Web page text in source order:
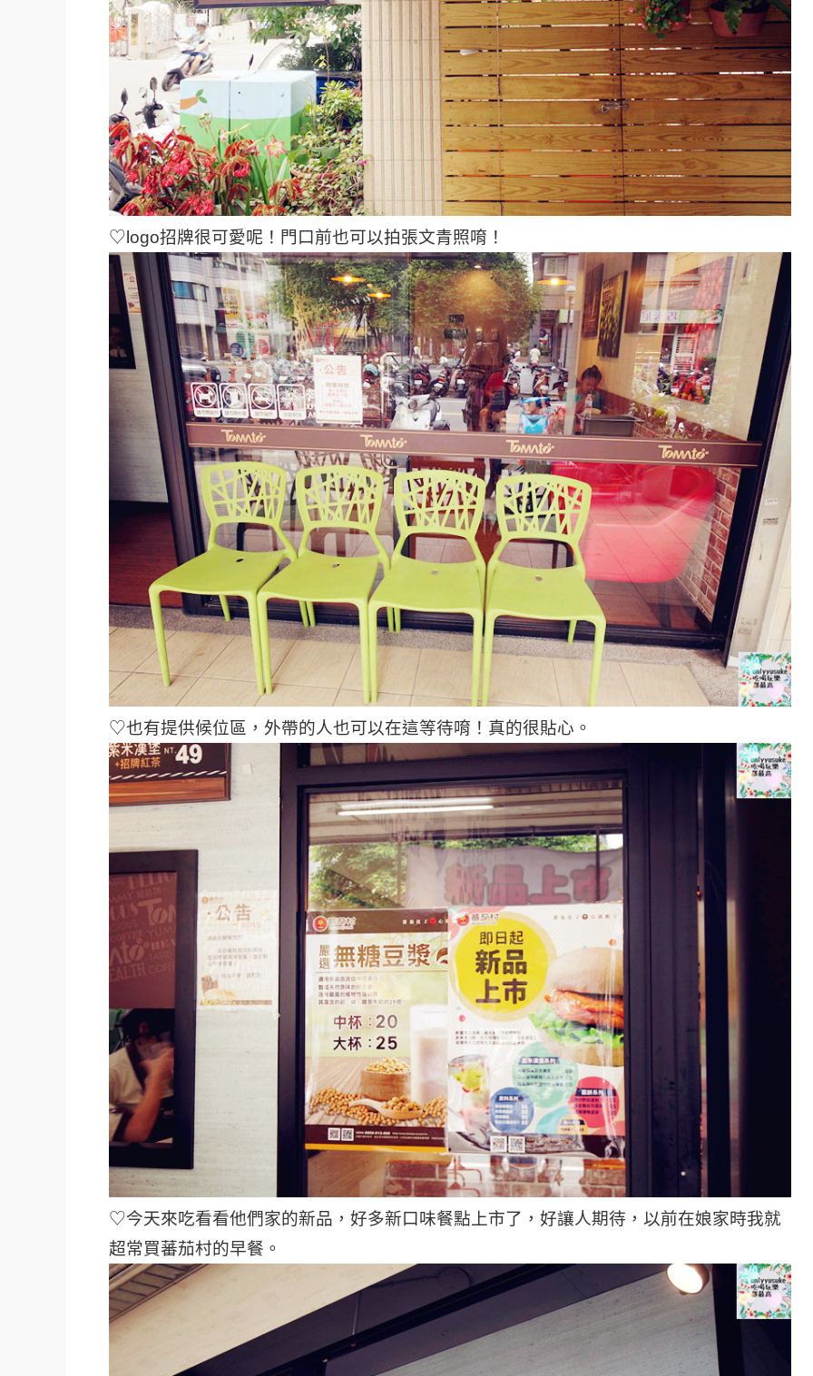
♡logo招牌很可愛呢！門口前也可以拍張文青照唷！
♡也有提供候位區，外帶的人也可以在這等待唷！真的很貼心。
♡今天來吃看看他們家的新品，好多新口味餐點上市了，好讓人期待，以前在娘家時我就
超常買蕃茄村的早餐。